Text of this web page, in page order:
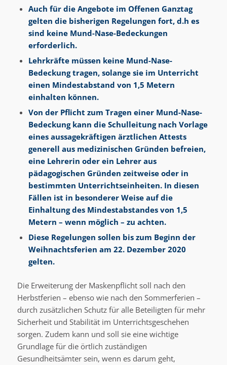
Auch für die Angebote im Offenen Ganztag
gelten die bisherigen Regelungen fort, d.h es
sind keine Mund-Nase-Bedeckungen
erforderlich.
Lehrkräfte müssen keine Mund-Nase-
Bedeckung tragen, solange sie im Unterricht
einen Mindestabstand von 1,5 Metern
einhalten können.
Von der Pflicht zum Tragen einer Mund-Nase-
Bedeckung kann die Schulleitung nach Vorlage
eines aussagekräftigen ärztlichen Attests
generell aus medizinischen Gründen befreien,
eine Lehrerin oder ein Lehrer aus
pädagogischen Gründen zeitweise oder in
bestimmten Unterrichtseinheiten. In diesen
Fällen ist in besonderer Weise auf die
Einhaltung des Mindestabstandes von 1,5
Metern – wenn möglich – zu achten.
Diese Regelungen sollen bis zum Beginn der
Weihnachtsferien am 22. Dezember 2020
gelten.
Die Erweiterung der Maskenpflicht soll nach den
Herbstferien – ebenso wie nach den Sommerferien –
durch zusätzlichen Schutz für alle Beteiligten für mehr
Sicherheit und Stabilität im Unterrichtsgeschehen
sorgen. Zudem kann und soll sie eine wichtige
Grundlage für die örtlich zuständigen
Gesundheitsämter sein, wenn es darum geht,